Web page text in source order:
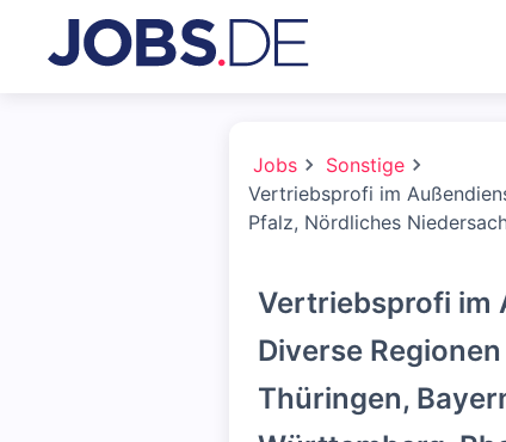
Jobs
Sonstige
Vertriebsprofi im
Pfalz, Nördliches
Vertriebsprofi im
Diverse
Thüringen,